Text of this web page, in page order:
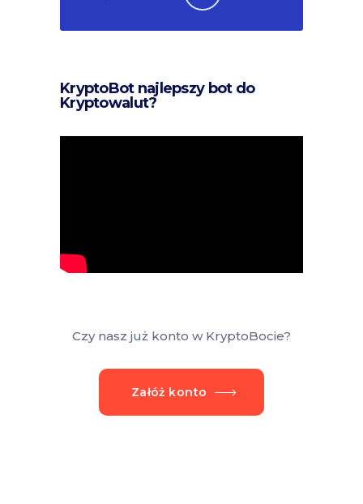
KryptoBot najlepszy bot do
Kryptowalut?
Czy nasz już konto w KryptoBocie?
Załóż konto